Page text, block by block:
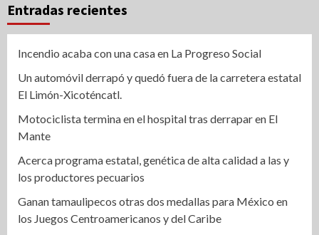
Entradas recientes
Incendio acaba con una casa en La Progreso Social
Un automóvil derrapó y quedó fuera de la carretera estatal
El Limón-Xicoténcatl.
Motociclista termina en el hospital tras derrapar en El
Mante
Acerca programa estatal, genética de alta calidad a las y
los productores pecuarios
Ganan tamaulipecos otras dos medallas para México en
los Juegos Centroamericanos y del Caribe